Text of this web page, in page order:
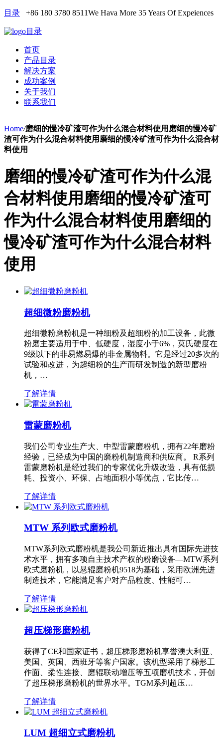
目录 +86 180 3780 8511We Hava More 35 Years Of Expeiences
目录
首页
产品目录
解决方案
成功案例
关于我们
联系我们
Home/磨细的慢冷矿渣可作为什么混合材料使用磨细的慢冷矿
渣可作为什么混合材料使用磨细的慢冷矿渣可作为什么混合材
料使用
磨细的慢冷矿渣可作为什么混
合材料使用磨细的慢冷矿渣可
作为什么混合材料使用磨细的
慢冷矿渣可作为什么混合材料
使用
超细微粉磨粉机
超细微粉磨粉机是一种细粉及超细粉的加工设备，此微
粉磨主要适用于中、低硬度，湿度小于6%，莫氏硬度在
9级以下的非易燃易爆的非金属物料。它是经过20多次的
试验和改进，为超细粉的生产而研发制造的新型磨粉
机，…
了解详情
雷蒙磨粉机
我们公司专业生产大、中型雷蒙磨粉机，拥有22年磨粉
经验，已经成为中国的磨粉机制造商和供应商。 R系列
雷蒙磨粉机是经过我们的专家优化升级改造，具有低损
耗、投资小、环保、占地面积小等优点，它比传…
了解详情
MTW 系列欧式磨粉机
MTW系列欧式磨粉机是我公司新近推出具有国际先进技
术水平，拥有多项自主技术产权的粉磨设备—MTW系列
欧式磨粉机，以悬辊磨粉机9518为基础，采用欧洲先进
制造技术，它能满足客户对产品粒度、性能可…
了解详情
超压梯形磨粉机
获得了CE和国家证书，超压梯形磨粉机享誉澳大利亚、
美国、英国、西班牙等客户国家。该机型采用了梯形工
作面、柔性连接、磨辊联动增压等五项磨机技术，开创
了超压梯形磨粉机的世界水平。TGM系列超压…
了解详情
LUM 超细立式磨粉机